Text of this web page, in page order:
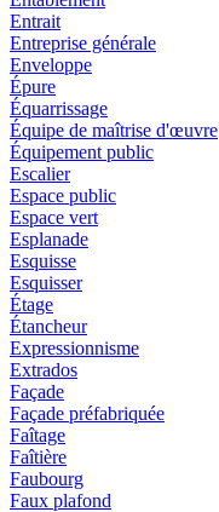
Entrait
Entreprise générale
Enveloppe
Épure
Équarrissage
Équipe de maîtrise d'œuvre
Équipement public
Escalier
Espace public
Espace vert
Esplanade
Esquisse
Esquisser
Étage
Étancheur
Expressionnisme
Extrados
Façade
Façade préfabriquée
Faîtage
Faîtière
Faubourg
Faux plafond